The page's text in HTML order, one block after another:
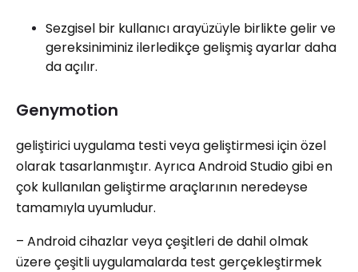
Sezgisel bir kullanıcı arayüzüyle birlikte gelir ve
gereksiniminiz ilerledikçe gelişmiş ayarlar daha
da açılır.
Genymotion
geliştirici uygulama testi veya geliştirmesi için özel
olarak tasarlanmıştır. Ayrıca Android Studio gibi en
çok kullanılan geliştirme araçlarının neredeyse
tamamıyla uyumludur.
– Android cihazlar veya çeşitleri de dahil olmak
üzere çeşitli uygulamalarda test gerçekleştirmek